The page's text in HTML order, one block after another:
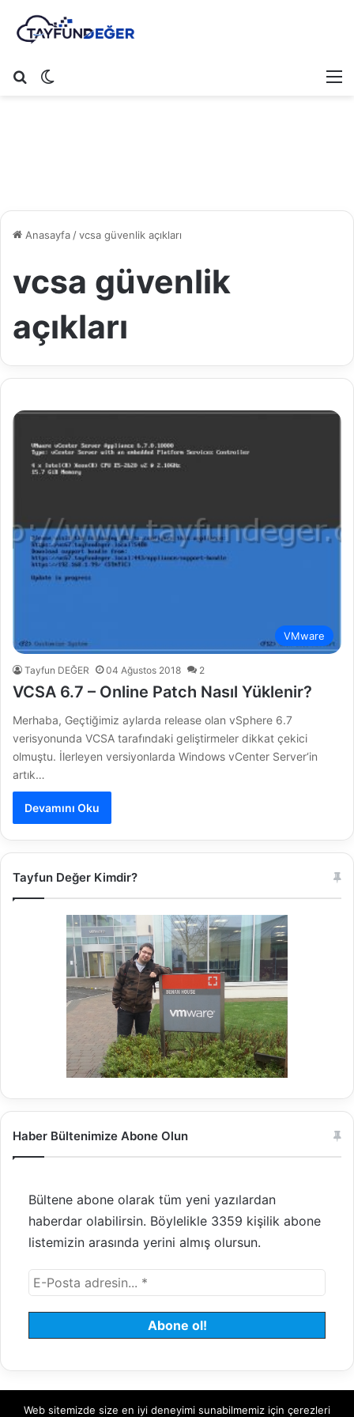
Arama yap ...
Anasayfa/vcsa güvenlik açıkları
vcsa güvenlik
açıkları
VMware
Tayfun DEĞER 04 Ağustos 2018 2
VCSA 6.7 – Online Patch Nasıl Yüklenir?
Merhaba, Geçtiğimiz aylarda release olan vSphere 6.7
verisyonunda VCSA tarafındaki geliştirmeler dikkat çekici
olmuştu. İlerleyen versiyonlarda Windows vCenter Server‘in
artık…
Devamını Oku
Tayfun Değer Kimdir?
Haber Bültenimize Abone Olun
Bültene abone olarak tüm yeni yazılardan
haberdar olabilirsin. Böylelikle 3359 kişilik abone
listemizin arasında yerini almış olursun.
Web sitemizde size en iyi deneyimi sunabilmemiz için çerezleri